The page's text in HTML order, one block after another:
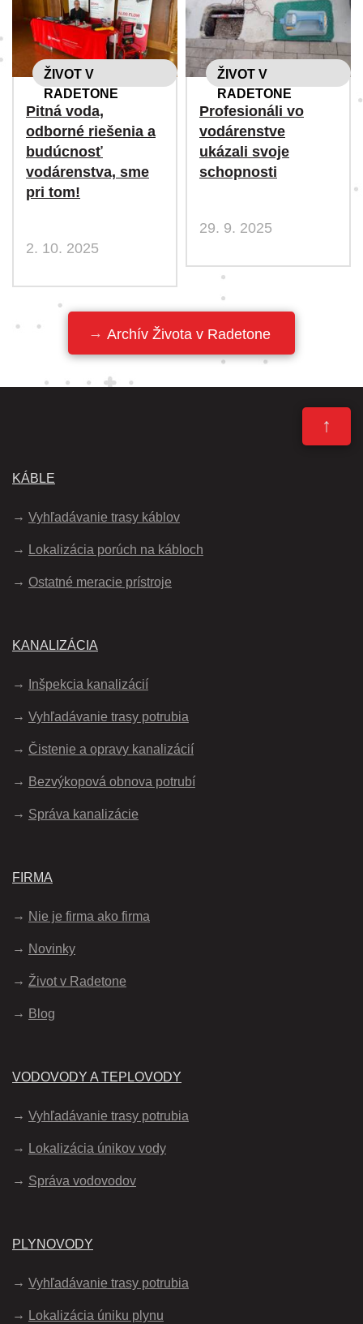
ŽIVOT V
RADETONE
Pitná voda,
odborné riešenia a
budúcnosť
vodárenstva, sme
pri tom!
2. 10. 2025
ŽIVOT V
RADETONE
Profesionáli vo
vodárenstve
ukázali svoje
schopnosti
29. 9. 2025
Archív Života v Radetone
↑
KÁBLE
Vyhľadávanie trasy káblov
Lokalizácia porúch na kábloch
Ostatné meracie prístroje
KANALIZÁCIA
Inšpekcia kanalizácií
Vyhľadávanie trasy potrubia
Čistenie a opravy kanalizácií
Bezvýkopová obnova potrubí
Správa kanalizácie
FIRMA
Nie je firma ako firma
Novinky
Život v Radetone
Blog
VODOVODY A TEPLOVODY
Vyhľadávanie trasy potrubia
Lokalizácia únikov vody
Správa vodovodov
PLYNOVODY
Vyhľadávanie trasy potrubia
Lokalizácia úniku plynu